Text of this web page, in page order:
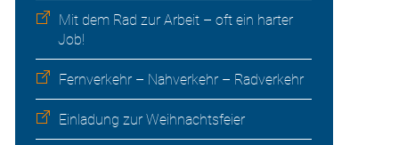
Mit dem Rad zur Arbeit – oft ein harter
Job!
Fernverkehr – Nahverkehr – Radverkehr
Einladung zur Weihnachtsfeier